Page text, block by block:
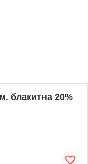
блакитна 20%